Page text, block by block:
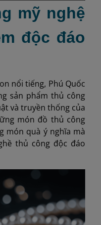
mỹ nghệ
độc đáo
nổi tiếng, Phú Quốc
sản phẩm thủ công
và truyền thống của
món đồ thủ công
món quà ý nghĩa mà
thủ công độc đáo